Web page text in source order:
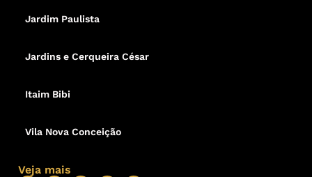
Jardim Paulista
Jardins e Cerqueira César
Itaim Bibi
Vila Nova Conceição
Veja mais